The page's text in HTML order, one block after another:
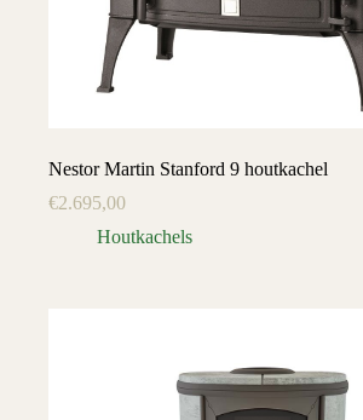
Nestor Martin Stanford 9 houtkachel
€2.695,00
Houtkachels